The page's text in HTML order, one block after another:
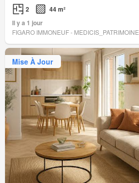
2
44 m²
Il y a 1 jour
FIGARO IMMONEUF - MEDICIS_PATRIMOINE
Mise À Jour